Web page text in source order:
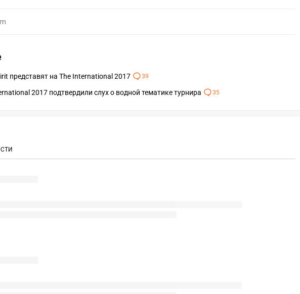
представят на The International 2017 39
2017 подтвердили слух о водной тематике турнира 35
ANDROID